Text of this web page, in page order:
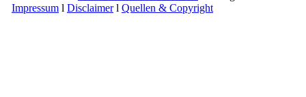
Impressum l Disclaimerl Quellen & Copyright